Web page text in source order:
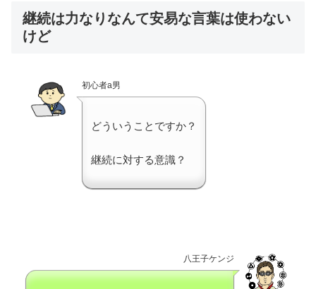
継続は力なりなんて安易な言葉は使わない
けど
初心者a男
どういうことですか？
継続に対する意識？
八王子ケンジ